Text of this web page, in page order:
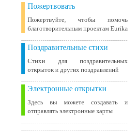
Пожертвовать
Пожертвуйте, чтобы помочь
благотворительным проектам Eurika
Поздравительные стихи
Стихи для поздравительных
открыток и других поздравлений
Электронные открытки
Здесь вы можете создавать и
отправлять электронные карты